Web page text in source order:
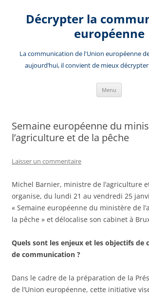
contenuDécrypter la
européenne
La communication de l'Union européenne
aujourd’hui, il convient de mieux
Menu
Semaine européenne du
l’agriculture et de la pêche
Laisser un commentaire
Michel Barnier, ministre de l’agriculture
organise, du lundi 21 au vendredi 25
« Semaine européenne du ministère de
la pêche » et délocalise son cabinet à
Quels sont les enjeux et les objectifs de
de communication ?
Dans le cadre de la préparation de la
de l’Union européenne, cette initiative